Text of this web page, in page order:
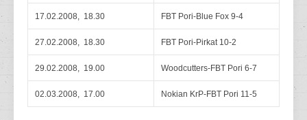
17.02.2008, 18.30 FBT Pori-Blue Fox 9-4
27.02.2008, 18.30 FBT Pori-Pirkat 10-2
29.02.2008, 19.00 Woodcutters-FBT Pori 6-7
02.03.2008, 17.00 Nokian KrP-FBT Pori 11-5